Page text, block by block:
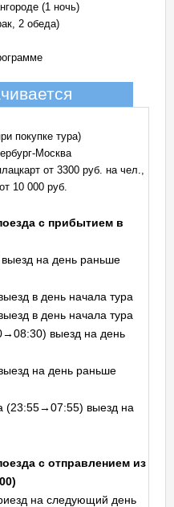
(1 ночь)
2 обеда)
покупке тура)
Москва
от 3300 руб. на чел.,
10 000 руб.
с прибытием в
на день раньше
в день начала тура
в день начала тура
выезд на день
на день раньше
(23:55→07:55) выезд на
с отправлением из
на следующий день